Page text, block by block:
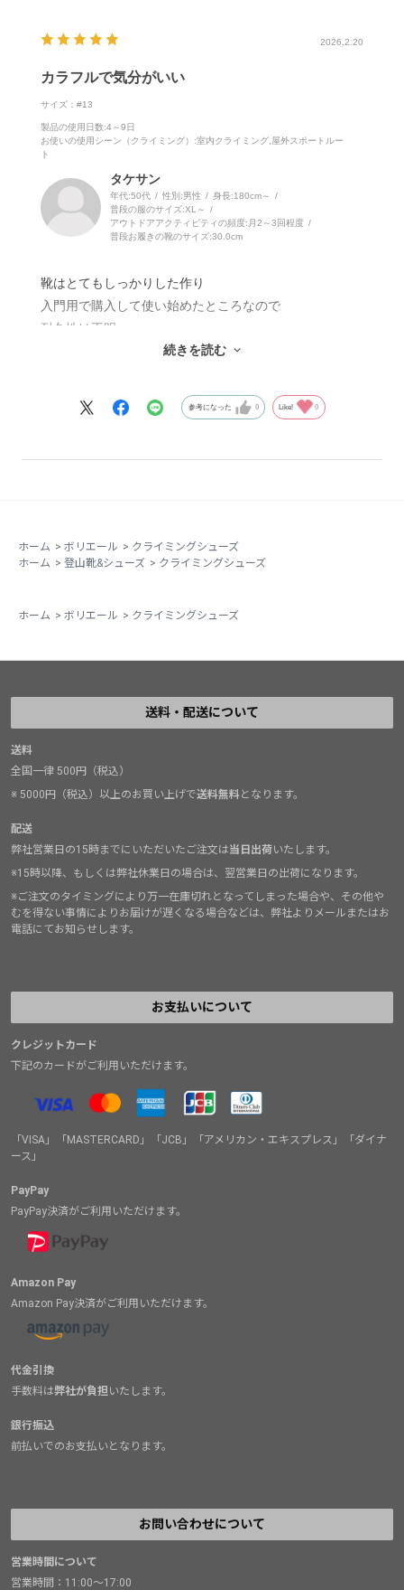
2026.2.20
カラフルで気分がいい
サイズ：#13
製品の使用日数:4～9日
お使いの使用シーン（クライミング） :室内クライミング,屋外スポートルー
ト
タケサン
年代:50代 性別:男性 身長:180cm～
普段の服のサイズ:XL～
アウトドアアクティビティの頻度: 月2～3回程度
普段お履きの靴のサイズ:30.0cm
靴はとてもしっかりした作り
入門用で購入して使い始めたところなので
耐久性は不明。
アッパーはスエード皮かな？
ベルクロも太くてしっかりしている。
今の所、目的を達成しているし文句はない。
続きを読む
参考になった 0 Like! 0
ホーム > ボリエール > クライミングシューズ
ホーム > 登山靴&シューズ > クライミングシューズ
ホーム > ボリエール > クライミングシューズ
送料・配送について
送料
全国一律 500円（税込）
※ 5000円（税込）以上のお買い上げで送料無料となります。
配送
弊社営業日の15時までにいただいたご注文は当日出荷いたします。
※15時以降、もしくは弊社休業日の場合は、翌営業日の出荷になります。
※ご注文のタイミングにより万一在庫切れとなってしまった場合や、その他や
むを得ない事情によりお届けが遅くなる場合などは、弊社よりメールまたはお
電話にてお知らせします。
お支払いについて
クレジットカード
下記のカードがご利用いただけます。
「VISA」「MASTERCARD」「JCB」「アメリカン・エキスプレス」「ダイナ
ース」
PayPay
PayPay決済がご利用いただけます。
Amazon Pay
Amazon Pay決済がご利用いただけます。
代金引換
手数料は弊社が負担 いたします。
銀行振込
前払いでのお支払いとなります。
お問い合わせについて
営業時間について
営業時間：11:00～17:00